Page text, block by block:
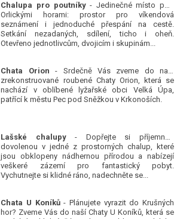
Chalupa pro poutníky- Jedinečné místo pod
Orlickými horami: prostor pro víkendová
seznámení i jednoduché přespání na cestě.
Setkání nezadaných, sdílení, ticho i oheň.
Otevřeno jednotlivcům, dvojicím i skupinám...
Chata Orion - Srdečně Vás zveme do naší
zrekonstruované roubené Chaty Orion, která se
nachází v oblíbené lyžařské obci Velká Úpa,
patřící k městu Pec pod Sněžkou v Krkonoších.
Lašské chalupy- Dopřejte si příjemnou
dovolenou v jedné z prostorných chalup, které
jsou obklopeny nádhernou přírodou a nabízejí
veškeré zázemí pro fantastický pobyt.
Vychutnejte si klidné ráno, nadechněte se...
Chata U Koníků- Plánujete vyrazit do Krušných
hor? Zveme Vás do naší Chaty U Koníků, která se